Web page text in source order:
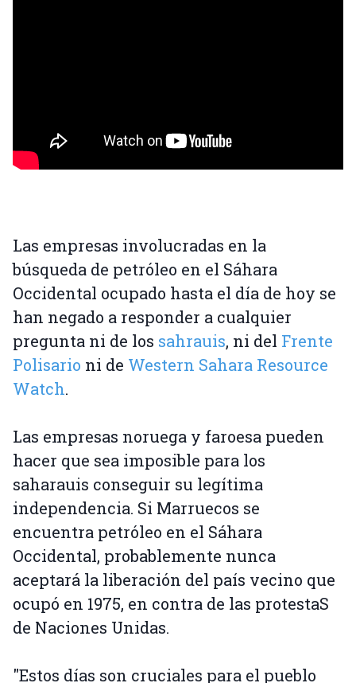
Las empresas involucradas en la
búsqueda de petróleo en el Sáhara
Occidental ocupado hasta el día de hoy se
han negado a responder a cualquier
pregunta ni de los sahrauis, ni del Frente
Polisario ni de Western Sahara Resource
Watch.
Las empresas noruega y faroesa pueden
hacer que sea imposible para los
saharauis conseguir su legítima
independencia. Si Marruecos se
encuentra petróleo en el Sáhara
Occidental, probablemente nunca
aceptará la liberación del país vecino que
ocupó en 1975, en contra de las protestaS
de Naciones Unidas.
"Estos días son cruciales para el pueblo